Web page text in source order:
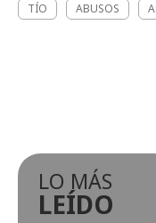
TÍO ABUSOS
LO MÁS
LEÍDO